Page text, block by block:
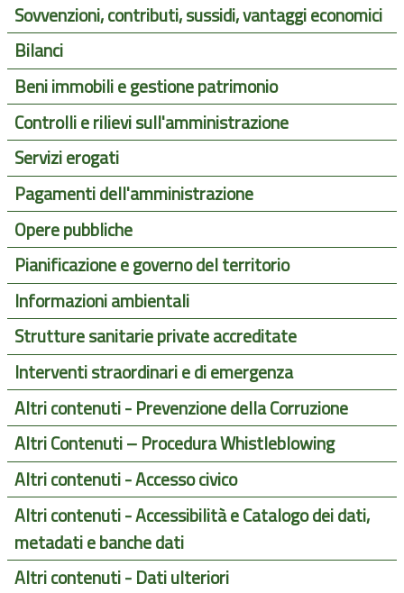
Sovvenzioni, contributi, sussidi, vantaggi economici
Bilanci
Beni immobili e gestione patrimonio
Controlli e rilievi sull'amministrazione
Servizi erogati
Pagamenti dell'amministrazione
Opere pubbliche
Pianificazione e governo del territorio
Informazioni ambientali
Strutture sanitarie private accreditate
Interventi straordinari e di emergenza
Altri contenuti - Prevenzione della Corruzione
Altri Contenuti – Procedura Whistleblowing
Altri contenuti - Accesso civico
Altri contenuti - Accessibilità e Catalogo dei dati,
metadati e banche dati
Altri contenuti - Dati ulteriori